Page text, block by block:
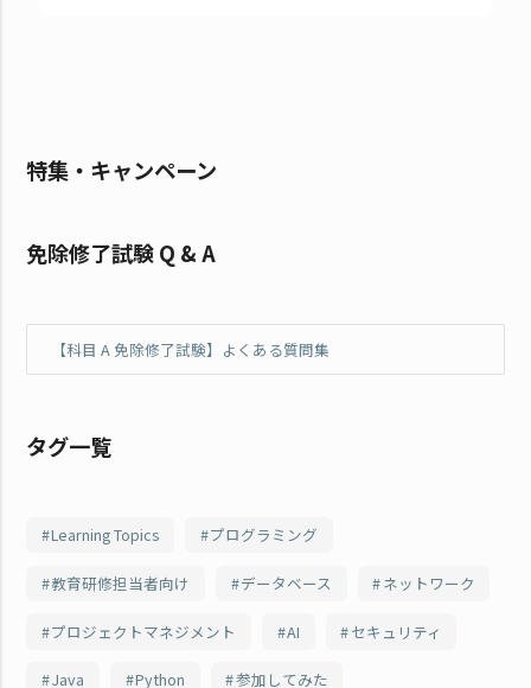
特集・キャンペーン
免除修了試験 Q & A
【科目 A 免除修了試験】よくある質問集
タグ一覧
Learning Topics プログラミング
教育研修担当者向け データベース ネットワーク
プロジェクトマネジメント AI セキュリティ
Java Python 参加してみた